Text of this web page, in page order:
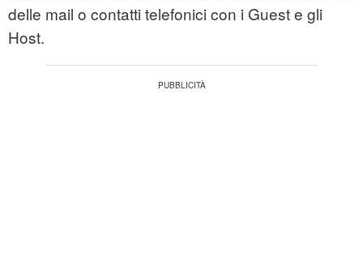
delle mail o contatti telefonici con i Guest e gli
Host.